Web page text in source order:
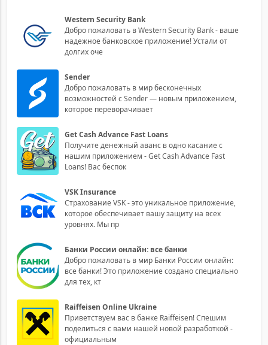
Western Security Bank
Добро пожаловать в Western Security Bank - ваше
надежное банковское приложение! Устали от
долгих оче
Sender
Добро пожаловать в мир бесконечных
возможностей с Sender — новым приложением,
которое переворачивает
Get Cash Advance Fast Loans
Получите денежный аванс в одно касание с
нашим приложением - Get Cash Advance Fast
Loans! Вас беспок
VSK Insurance
Страхование VSK - это уникальное приложение,
которое обеспечивает вашу защиту на всех
уровнях. Мы пр
Банки России онлайн: все банки
Добро пожаловать в мир Банки России онлайн:
все банки! Это приложение создано специально
для тех, кт
Raiffeisen Online Ukraine
Приветствуем вас в банке Raiffeisen! Спешим
поделиться с вами нашей новой разработкой -
официальным